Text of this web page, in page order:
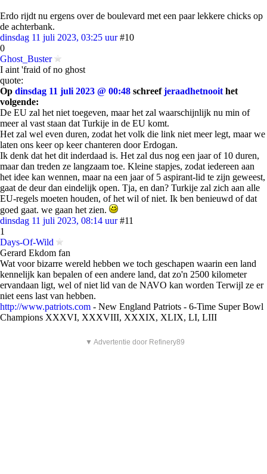
Erdo rijdt nu ergens over de boulevard met een paar lekkere chicks op
de achterbank.
dinsdag 11 juli 2023, 03:25 uur #10
0
Ghost_Buster
I aint 'fraid of no ghost
quote:
Op dinsdag 11 juli 2023 @ 00:48 schreefjeraadhetnooit het
volgende:
De EU zal het niet toegeven, maar het zal waarschijnlijk nu min of
meer al vast staan dat Turkije in de EU komt.
Het zal wel even duren, zodat het volk die link niet meer legt, maar we
laten ons keer op keer chanteren door Erdogan.
Ik denk dat het dit inderdaad is. Het zal dus nog een jaar of 10 duren,
maar dan treden ze langzaam toe. Kleine stapjes, zodat iedereen aan
het idee kan wennen, maar na een jaar of 5 aspirant-lid te zijn geweest,
gaat de deur dan eindelijk open. Tja, en dan? Turkije zal zich aan alle
EU-regels moeten houden, of het wil of niet. Ik ben benieuwd of dat
goed gaat. we gaan het zien.
dinsdag 11 juli 2023, 08:14 uur #11
1
Days-Of-Wild
Gerard Ekdom fan
Wat voor bizarre wereld hebben we toch geschapen waarin een land
kennelijk kan bepalen of een andere land, dat zo'n 2500 kilometer
ervandaan ligt, wel of niet lid van de NAVO kan worden Terwijl ze er
niet eens last van hebben.
http://www.patriots.com - New England Patriots - 6-Time Super Bowl
Champions XXXVI, XXXVIII, XXXIX, XLIX, LI, LIII
▼ Advertentie door Refinery89